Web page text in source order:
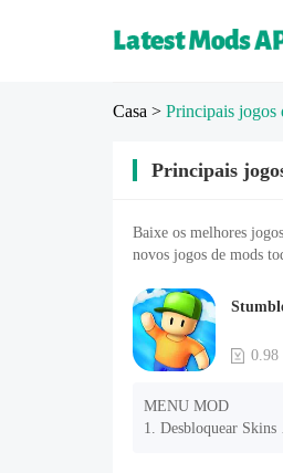
Casa > Principais jogos
Principais
Baixe os melhores
novos jogos de mods
0.98
MENU MOD
1. Desbloquear Skins